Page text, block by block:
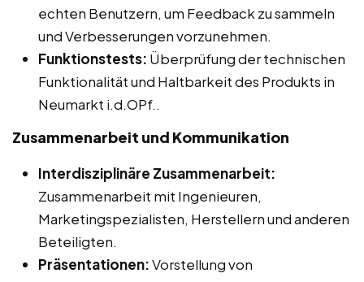
echten Benutzern, um Feedback zu sammeln
und Verbesserungen vorzunehmen.
Funktionstests: Überprüfung der technischen
Funktionalität und Haltbarkeit des Produkts in
Neumarkt i.d.OPf..
Zusammenarbeit und Kommunikation
Interdisziplinäre Zusammenarbeit:
Zusammenarbeit mit Ingenieuren,
Marketingspezialisten, Herstellern und anderen
Beteiligten.
Präsentationen:Vorstellung von